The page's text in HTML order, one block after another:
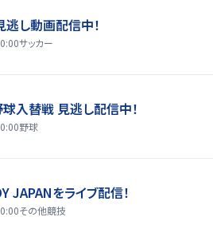
し動画配信中！
サッカー
入替戦 見逃し配信中！
野球
JAPANをライブ配信！
その他競技